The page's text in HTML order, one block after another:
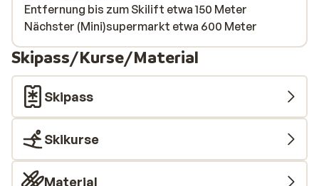
Entfernung bis zum Skilift etwa 150 Meter
Nächster (Mini)supermarkt etwa 600 Meter
Skipass/Kurse/Material
Skipass
Skikurse
Material